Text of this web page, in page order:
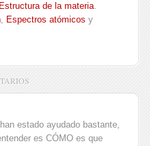
Estructura de la materia.
, Espectros atómicos y
estado ayudado bastante,
es CÓMO es que